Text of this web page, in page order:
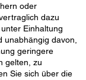
oder
dazu
Einhaltung
davon,
geringere
gelten, zu
Sie sich über die